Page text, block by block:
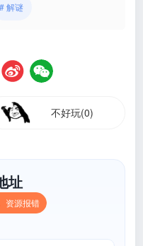
# 解谜
不好玩(0)
址
资源报错